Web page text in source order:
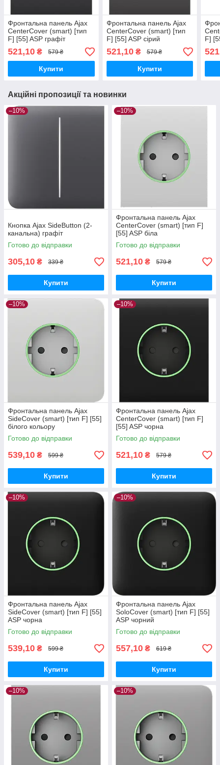
Фронтальна панель Ajax
CenterCover (smart) [тип
F] [55] ASP графіт
521,10 ₴ 579 ₴
Купити
Фронтальна панель Ajax
CenterCover (smart) [тип
F] [55] ASP сірий
521,10₴ 579 ₴
Купити
F]
Акційні пропозиції та новинки
–10%
Кнопка Ajax SideButton (2-
канальна) графіт
Готово до відправки
305,10 ₴ 339 ₴
Купити
–10%
Фронтальна панель Ajax
CenterCover (smart) [тип F]
[55] ASP біла
Готово до відправки
521,10 ₴ 579 ₴
Купити
–10%
Фронтальна панель Ajax
SideCover (smart) [тип F] [55]
білого кольору
Готово до відправки
539,10 ₴ 599 ₴
Купити
–10%
Фронтальна панель Ajax
CenterCover (smart) [тип F]
[55] ASP чорна
Готово до відправки
521,10 ₴ 579 ₴
Купити
–10%
Фронтальна панель Ajax
SideCover (smart) [тип F] [55]
ASP чорна
Готово до відправки
539,10 ₴ 599 ₴
Купити
–10%
Фронтальна панель Ajax
SoloCover (smart) [тип F] [55]
ASP чорний
Готово до відправки
557,10 ₴ 619 ₴
Купити
–10% –10%